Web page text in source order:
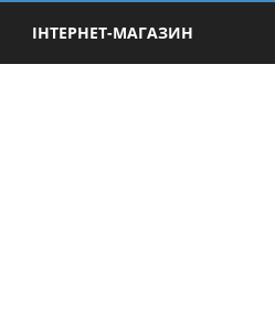
ІНТЕРНЕТ-МАГАЗИН